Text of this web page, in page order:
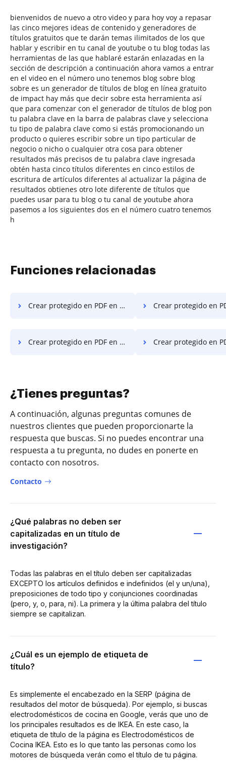
bienvenidos de nuevo a otro video y para hoy voy a repasar
las cinco mejores ideas de contenido y generadores de
títulos gratuitos que te darán temas ilimitados de los que
hablar y escribir en tu canal de youtube o tu blog todas las
herramientas de las que hablaré estarán enlazadas en la
sección de descripción a continuación ahora vamos a entrar
en el video en el número uno tenemos blog sobre blog
sobre es un generador de títulos de blog en línea gratuito
de impact hay más que decir sobre esta herramienta así
que para comenzar con el generador de títulos de blog pon
tu palabra clave en la barra de palabras clave y selecciona
tu tipo de palabra clave como si estás promocionando un
producto o quieres escribir sobre un tipo particular de
negocio o nicho o cualquier otra cosa para obtener
resultados más precisos de tu palabra clave ingresada
obtén hasta cinco títulos diferentes en cinco estilos de
escritura de artículos diferentes al actualizar la página de
resultados obtienes otro lote diferente de títulos que
puedes usar para tu blog o tu canal de youtube ahora
pasemos a los siguientes dos en el número cuatro tenemos
h
Funciones relacionadas
Crear protegido en PDF en Tablet Crear protegido en PDF en el
Crear protegido en PDF en Macbook Crear protegido en PDF en
¿Tienes preguntas?
A continuación, algunas preguntas comunes de
nuestros clientes que pueden proporcionarte la
respuesta que buscas. Si no puedes encontrar una
respuesta a tu pregunta, no dudes en ponerte en
contacto con nosotros.
Contacto
¿Qué palabras no deben ser
capitalizadas en un título de
investigación?
Todas las palabras en el título deben ser capitalizadas
EXCEPTO los artículos definidos e indefinidos (el y un/una),
preposiciones de todo tipo y conjunciones coordinadas
(pero, y, o, para, ni). La primera y la última palabra del título
siempre se capitalizan.
¿Cuál es un ejemplo de etiqueta de
título?
Es simplemente el encabezado en la SERP (página de
resultados del motor de búsqueda). Por ejemplo, si buscas
electrodomésticos de cocina en Google, verás que uno de
los principales resultados es de IKEA. En este caso, la
etiqueta de título de la página es Electrodomésticos de
Cocina IKEA. Esto es lo que tanto las personas como los
motores de búsqueda verán como el título de tu página.